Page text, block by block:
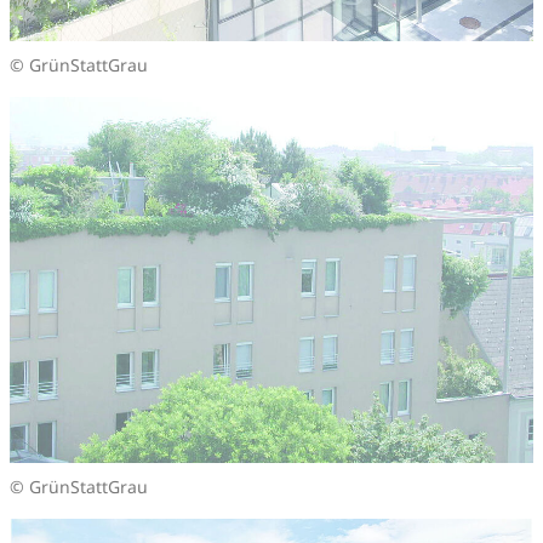
© GrünStattGrau
© GrünStattGrau